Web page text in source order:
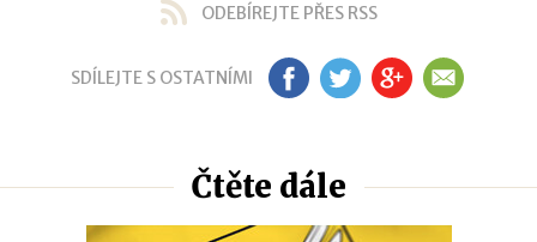
ODEBÍREJTE PŘES RSS
SDÍLEJTE S OSTATNÍMI FB TW GP EM
Čtěte dále